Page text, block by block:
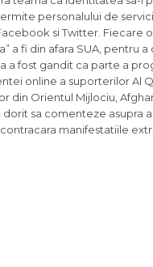
personalului de
si Twitter.
a fi din afara SUA,
a fost gandit ca parte a
online a suporterilor Al
din Orientul Mijlociu,
dorit sa comenteze
manifestatiile